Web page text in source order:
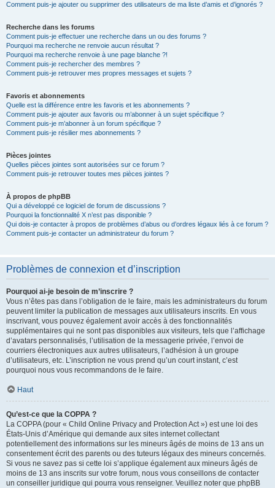
Comment puis-je ajouter ou supprimer des utilisateurs de ma liste d’amis et d’ignorés ?
Recherche dans les forums
Comment puis-je effectuer une recherche dans un ou des forums ?
Pourquoi ma recherche ne renvoie aucun résultat ?
Pourquoi ma recherche renvoie à une page blanche ?!
Comment puis-je rechercher des membres ?
Comment puis-je retrouver mes propres messages et sujets ?
Favoris et abonnements
Quelle est la différence entre les favoris et les abonnements ?
Comment puis-je ajouter aux favoris ou m’abonner à un sujet spécifique ?
Comment puis-je m’abonner à un forum spécifique ?
Comment puis-je résilier mes abonnements ?
Pièces jointes
Quelles pièces jointes sont autorisées sur ce forum ?
Comment puis-je retrouver toutes mes pièces jointes ?
À propos de phpBB
Qui a développé ce logiciel de forum de discussions ?
Pourquoi la fonctionnalité X n’est pas disponible ?
Qui dois-je contacter à propos de problèmes d’abus ou d’ordres légaux liés à ce forum ?
Comment puis-je contacter un administrateur du forum ?
Problèmes de connexion et d’inscription
Pourquoi ai-je besoin de m’inscrire ?
Vous n’êtes pas dans l’obligation de le faire, mais les administrateurs du forum
peuvent limiter la publication de messages aux utilisateurs inscrits. En vous
inscrivant, vous pouvez également avoir accès à des fonctionnalités
supplémentaires qui ne sont pas disponibles aux visiteurs, tels que l’affichage
d’avatars personnalisés, l’utilisation de la messagerie privée, l’envoi de
courriers électroniques aux autres utilisateurs, l’adhésion à un groupe
d’utilisateurs, etc. L’inscription ne vous prend qu’un court instant, c’est
pourquoi nous vous recommandons de le faire.
Haut
Qu’est-ce que la COPPA ?
La COPPA (pour « Child Online Privacy and Protection Act ») est une loi des
États-Unis d’Amérique qui demande aux sites internet collectant
potentiellement des informations sur les mineurs âgés de moins de 13 ans un
consentement écrit des parents ou des tuteurs légaux des mineurs concernés.
Si vous ne savez pas si cette loi s’applique également aux mineurs âgés de
moins de 13 ans inscrits sur votre forum, nous vous conseillons de contacter
un conseiller juridique qui pourra vous renseigner. Veuillez noter que phpBB